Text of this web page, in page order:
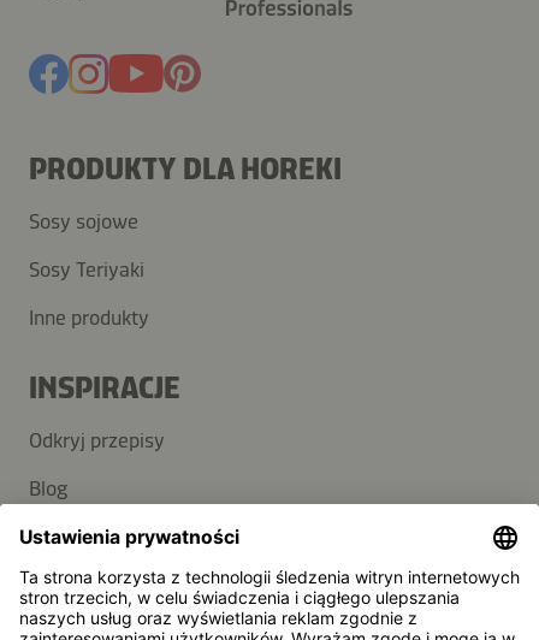
PRODUKTY DLA HOREKI
Sosy sojowe
Sosy Teriyaki
Inne produkty
INSPIRACJE
Odkryj przepisy
Blog
Kontakt